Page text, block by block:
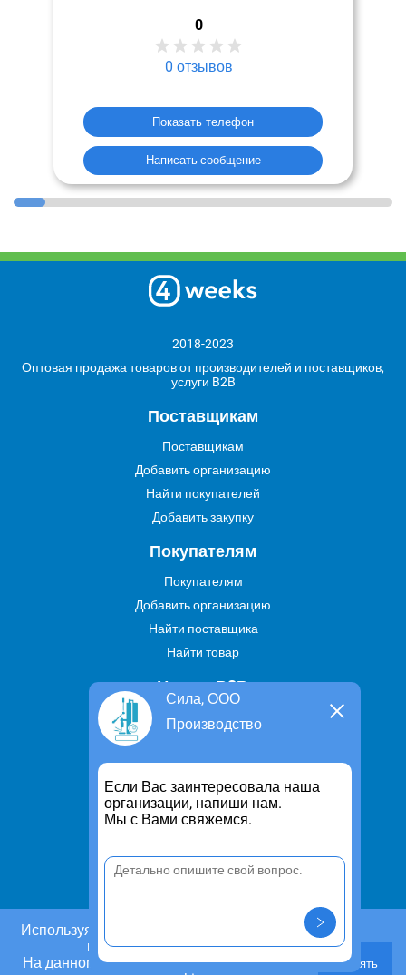
0
0 отзывов
Показать телефон
Написать сообщение
Сила, ООО
Производство
Если Вас заинтересовала наша
организации, напиши нам.
Мы с Вами свяжемся.
Используя этот сайт, Вы даете согласие на
использование cookies.
На данном этапе Вы можете отказаться от
Принять
2018-2023
Оптовая продажа товаров от производителей и поставщиков,
услуги B2B
Поставщикам
Поставщикам
Добавить организацию
Найти покупателей
Добавить закупку
Покупателям
Покупателям
Добавить организацию
Найти поставщика
Найти товар
Услуги В2В
Найти услугу
Предложить свою услугу
Дропшиппинг
Транспортные услуги
Информация
Политика конфиденциальности
Контакты